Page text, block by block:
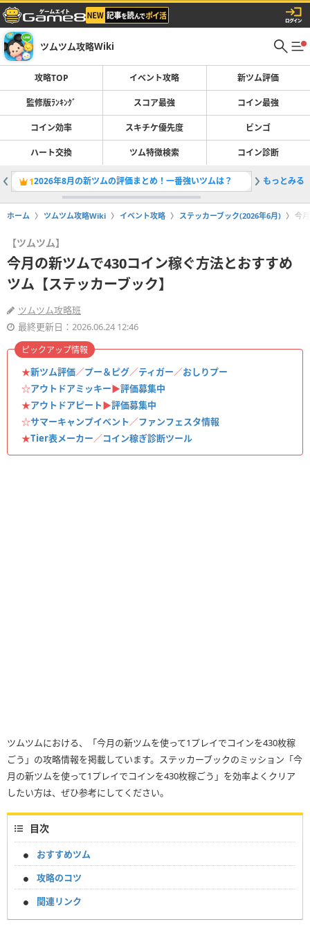
ツムツム攻略Wiki
攻略TOP イベント攻略 新ツム評価
監修版ﾗﾝｷﾝｸﾞ スコア最強 コイン最強
コイン効率 スキチケ優先度 ビンゴ
ハート交換 ツム特徴検索 コイン診断
12026年8月の新ツムの評価まとめ！一番強いツムは？ 2ツムツ
もっとみる
ホーム ツムツム攻略Wiki イベント攻略 ステッカーブック(2026年6月) 今
【ツムツム】
今月の新ツムで430コイン稼ぐ方法とおすすめ
ツム【ステッカーブック】
ツムツム攻略班
最終更新日：2026.06.24 12:46
★新ツム評価／プー＆ピグ／ティガー／おしりプー
☆アウトドアミッキー▶︎評価募集中
★アウトドアピート▶︎評価募集中
☆サマーキャンプイベント／ファンフェスタ情報
★Tier表メーカー／コイン稼ぎ診断ツール
ピックアップ情報
ツムツムにおける、「今月の新ツムを使って1プレイでコインを430枚稼
ごう」の攻略情報を掲載しています。ステッカーブックのミッション「今
月の新ツムを使って1プレイでコインを430枚稼ごう」を効率よくクリア
したい方は、ぜひ参考にしてください。
目次
おすすめツム
攻略のコツ
関連リンク